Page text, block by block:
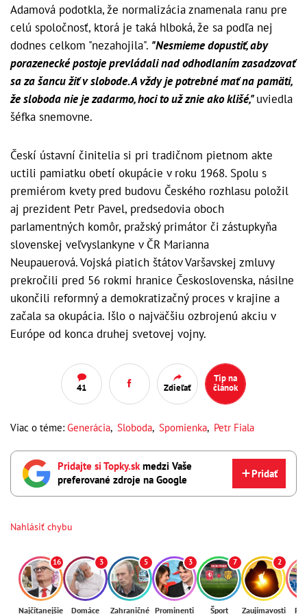
Adamová podotkla, že normalizácia znamenala ranu pre
celú spoločnosť, ktorá je taká hlboká, že sa podľa nej
dodnes celkom "nezahojila". "Nesmieme dopustiť, aby
porazenecké postoje prevládali nad odhodlaním zasadzovať
sa za šancu žiť v slobode. A vždy je potrebné mať na pamäti,
že sloboda nie je zadarmo, hoci to už znie ako klišé,"uviedla
šéfka snemovne.
Českí ústavní činitelia si pri tradičnom pietnom akte
uctili pamiatku obetí okupácie v roku 1968. Spolu s
premiérom kvety pred budovu Českého rozhlasu položil
aj prezident Petr Pavel, predsedovia oboch
parlamentných komôr, pražský primátor či zástupkyňa
slovenskej veľvyslankyne v ČR Marianna
Neupauerová. Vojská piatich štátov Varšavskej zmluvy
prekročili pred 56 rokmi hranice Československa, násilne
ukončili reformný a demokratizačný proces v krajine a
začala sa okupácia. Išlo o najväčšiu ozbrojenú akciu v
Európe od konca druhej svetovej vojny.
41 Zdieľať
Tip na
článok
Viac o téme: Generácia, Sloboda, Spomienka, Petr Fiala
Pridajte si Topky.skmedzi Vaše
preferované zdroje na Google
Pridať
Nahlásiť chybu
16
Najčítanejšie
3
Domáce
5
Zahraničné
3
Prominenti
7
Šport
2
Zaujímavosti